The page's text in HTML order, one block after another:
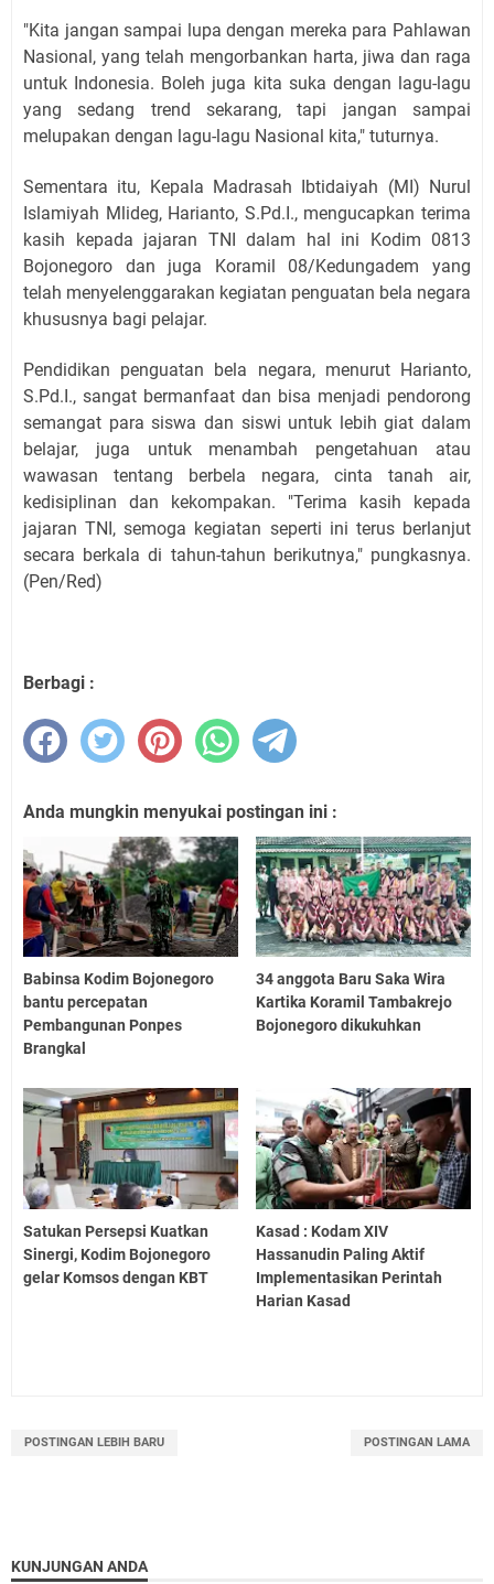
"Kita jangan sampai lupa dengan mereka para Pahlawan
Nasional, yang telah mengorbankan harta, jiwa dan raga
untuk Indonesia. Boleh juga kita suka dengan lagu-lagu
yang sedang trend sekarang, tapi jangan sampai
melupakan dengan lagu-lagu Nasional kita," tuturnya.
Sementara itu, Kepala Madrasah Ibtidaiyah (MI) Nurul
Islamiyah Mlideg, Harianto, S.Pd.I., mengucapkan terima
kasih kepada jajaran TNI dalam hal ini Kodim 0813
Bojonegoro dan juga Koramil 08/Kedungadem yang
telah menyelenggarakan kegiatan penguatan bela negara
khususnya bagi pelajar.
Pendidikan penguatan bela negara, menurut Harianto,
S.Pd.I., sangat bermanfaat dan bisa menjadi pendorong
semangat para siswa dan siswi untuk lebih giat dalam
belajar, juga untuk menambah pengetahuan atau
wawasan tentang berbela negara, cinta tanah air,
kedisiplinan dan kekompakan. "Terima kasih kepada
jajaran TNI, semoga kegiatan seperti ini terus berlanjut
secara berkala di tahun-tahun berikutnya," pungkasnya.
(Pen/Red)
Berbagi :
Anda mungkin menyukai postingan ini :
Babinsa Kodim Bojonegoro
bantu percepatan
Pembangunan Ponpes
Brangkal
34 anggota Baru Saka Wira
Kartika Koramil Tambakrejo
Bojonegoro dikukuhkan
Satukan Persepsi Kuatkan
Sinergi, Kodim Bojonegoro
gelar Komsos dengan KBT
Kasad : Kodam XIV
Hassanudin Paling Aktif
Implementasikan Perintah
Harian Kasad
POSTINGAN LEBIH BARU POSTINGAN LAMA
KUNJUNGAN ANDA